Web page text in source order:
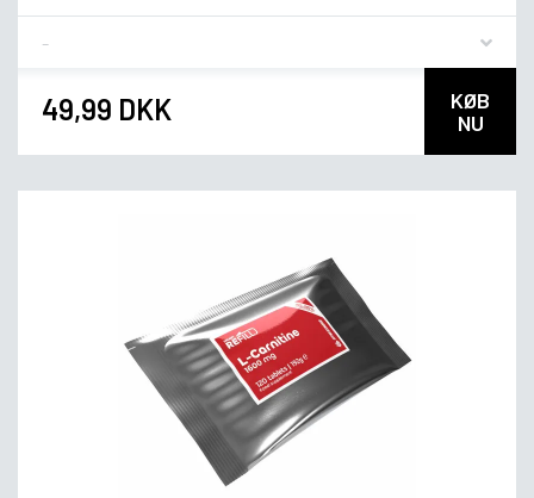
49,99 DKK
KØB
NU